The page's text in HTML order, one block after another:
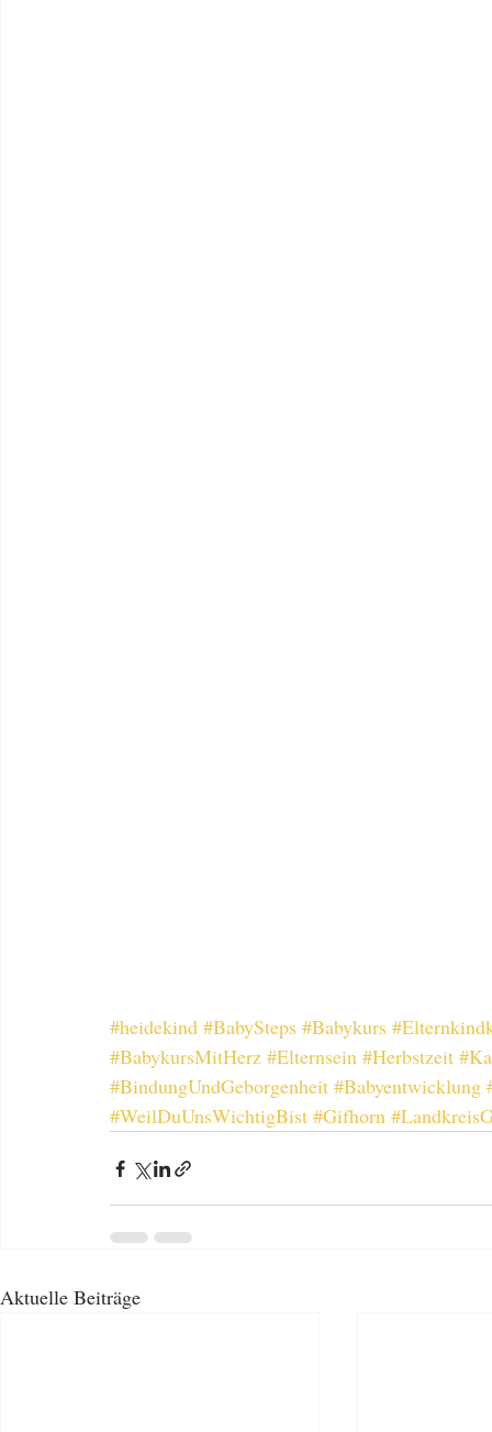
#heidekind #BabySteps #Babykurs
#BabykursMitHerz #Elternsein #Herbstzeit
#BindungUndGeborgenheit #Babyentwicklung
#WeilDuUnsWichtigBist #Gifhorn
Aktuelle Beiträge